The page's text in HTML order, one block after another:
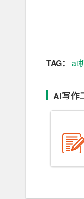
这些电器
客厅里的
空调夏天
TAG： ai
AI写作